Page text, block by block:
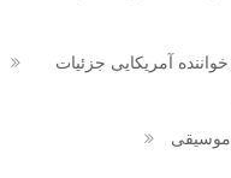
آمریکایی جزئیات
موسیقی